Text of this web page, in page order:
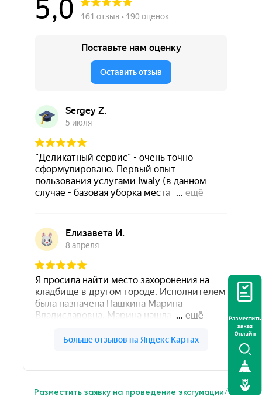
Разместить заявку на проведение эксгумации/